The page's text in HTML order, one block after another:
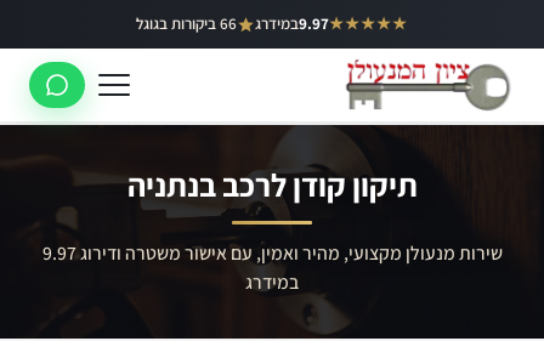
לתוכן
★★★★★
9.97במידרג 66 ביקורות בגוגל באר יעקב
ראשון לציון
רמלה
תיקון קודן לרכב בנתניה
שירות מנעולן מקצועי, מהיר ואמין, עם אישור משטרה ודירוג 9.97
במידרג